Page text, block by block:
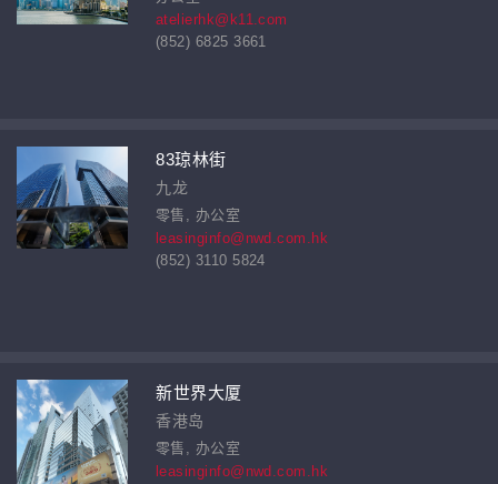
atelierhk@k11.com
(852) 6825 3661
83琼林街
九龙
零售, 办公室
leasinginfo@nwd.com.hk
(852) 3110 5824
新世界大厦
香港岛
零售, 办公室
leasinginfo@nwd.com.hk